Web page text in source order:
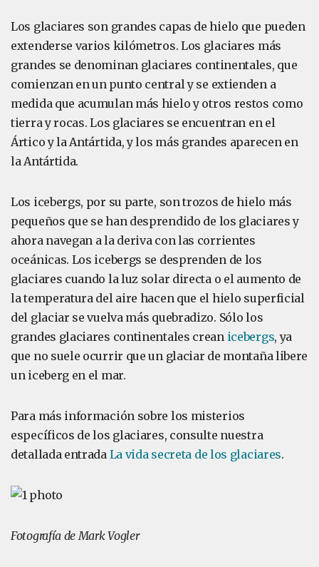
Los glaciares son grandes capas de hielo que pueden
extenderse varios kilómetros. Los glaciares más
grandes se denominan glaciares continentales, que
comienzan en un punto central y se extienden a
medida que acumulan más hielo y otros restos como
tierra y rocas. Los glaciares se encuentran en el
Ártico y la Antártida, y los más grandes aparecen en
la Antártida.
Los icebergs, por su parte, son trozos de hielo más
pequeños que se han desprendido de los glaciares y
ahora navegan a la deriva con las corrientes
oceánicas. Los icebergs se desprenden de los
glaciares cuando la luz solar directa o el aumento de
la temperatura del aire hacen que el hielo superficial
del glaciar se vuelva más quebradizo. Sólo los
grandes glaciares continentales crean icebergs, ya
que no suele ocurrir que un glaciar de montaña libere
un iceberg en el mar.
Para más información sobre los misterios
específicos de los glaciares, consulte nuestra
detallada entrada La vida secreta de los glaciares.
Fotografía de Mark Vogler